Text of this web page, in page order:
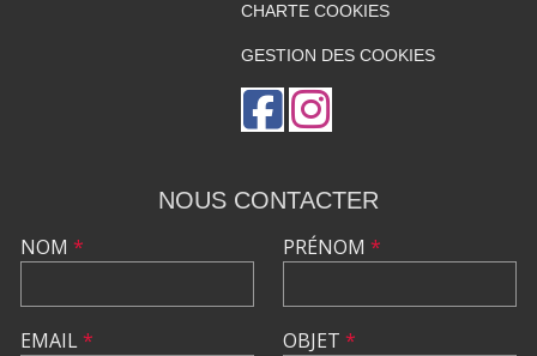
CHARTE COOKIES
GESTION DES COOKIES
NOUS CONTACTER
NOM *
EMAIL*
PRÉNOM *
OBJET *